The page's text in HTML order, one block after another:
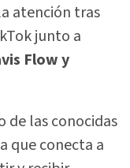
atención tras
junto a
Flow y
de las conocidas
que conecta a